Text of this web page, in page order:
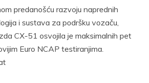
predanošću razvoju naprednih
i sustava za podršku vozaču,
CX-51 osvojila je maksimalnih pet
Euro NCAP testiranjima.